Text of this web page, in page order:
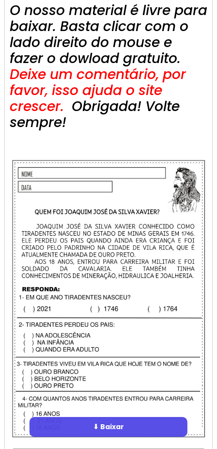
O nosso material é livre para
baixar. Basta clicar com o
lado direito do mouse e
fazer o dowload gratuito.
Deixe um comentário, por
favor, isso ajuda o site
crescer. Obrigada! Volte
sempre!
⬇ Baixar